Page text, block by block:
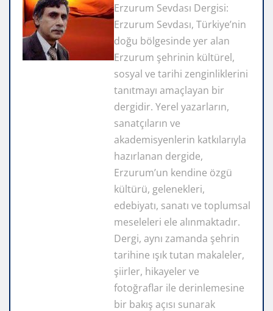
Erzurum Sevdası Dergisi:
Erzurum Sevdası, Türkiye’nin
doğu bölgesinde yer alan
Erzurum şehrinin kültürel,
sosyal ve tarihi zenginliklerini
tanıtmayı amaçlayan bir
dergidir. Yerel yazarların,
sanatçıların ve
akademisyenlerin katkılarıyla
hazırlanan dergide,
Erzurum’un kendine özgü
kültürü, gelenekleri,
edebiyatı, sanatı ve toplumsal
meseleleri ele alınmaktadır.
Dergi, aynı zamanda şehrin
tarihine ışık tutan makaleler,
şiirler, hikayeler ve
fotoğraflar ile derinlemesine
bir bakış açısı sunarak